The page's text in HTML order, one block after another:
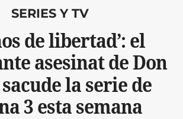
SERIES Y TV
de libertad’: el
asesinat de Don
la serie de
3 esta semana